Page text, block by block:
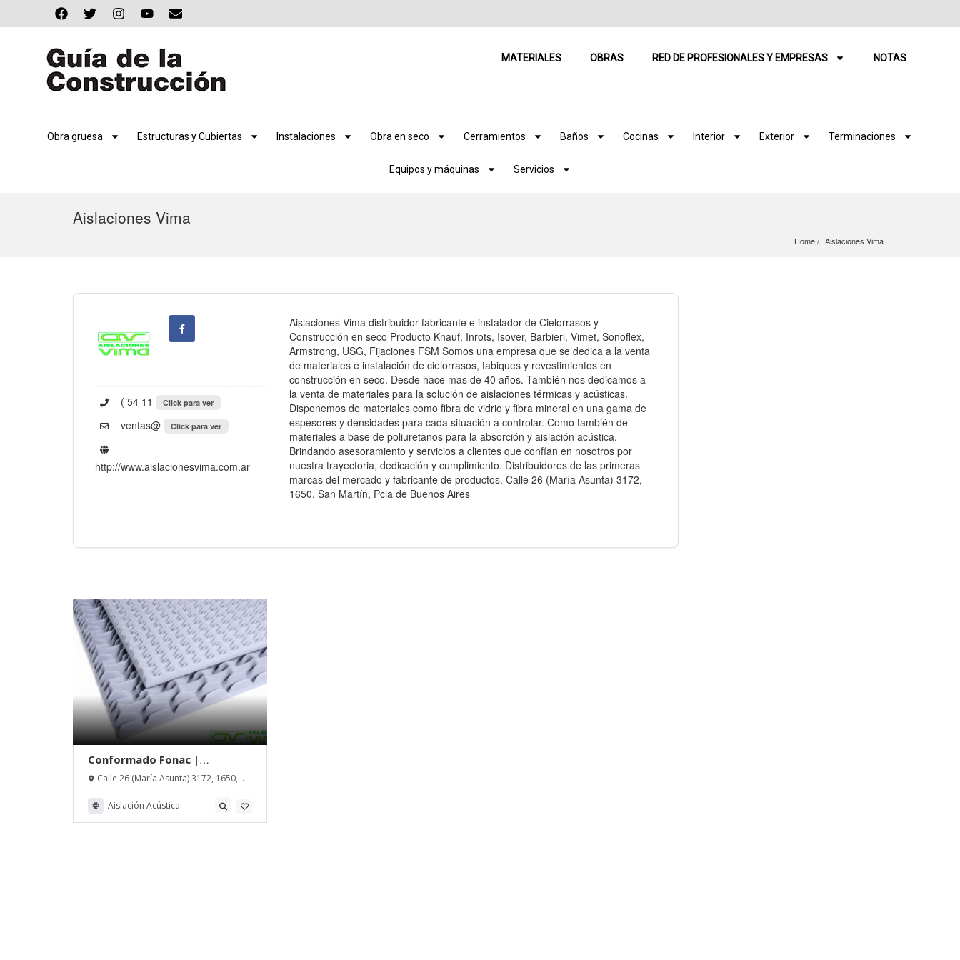
MATERIALES OBRAS RED DE PROFESIONALES Y EMPRESAS NOTAS
Obra gruesa Estructuras y Cubiertas Instalaciones Obra en seco Cerramientos Baños Cocinas Interior Exterior Terminaciones
Equipos y máquinas Servicios
Aislaciones Vima
Home Aislaciones Vima
( 54 11 Click para ver
ventas@ Click para ver
http://www.aislacionesvima.com.ar
Aislaciones Vima distribuidor fabricante e instalador de Cielorrasos y
Construcción en seco Producto Knauf, Inrots, Isover, Barbieri, Vimet, Sonoflex,
Armstrong, USG, Fijaciones FSM Somos una empresa que se dedica a la venta
de materiales e instalación de cielorrasos, tabiques y revestimientos en
construcción en seco. Desde hace mas de 40 años. También nos dedicamos a
la venta de materiales para la solución de aislaciones térmicas y acústicas.
Disponemos de materiales como fibra de vidrio y fibra mineral en una gama de
espesores y densidades para cada situación a controlar. Como también de
materiales a base de poliuretanos para la absorción y aislación acústica.
Brindando asesoramiento y servicios a clientes que confían en nosotros por
nuestra trayectoria, dedicación y cumplimiento. Distribuidores de las primeras
marcas del mercado y fabricante de productos. Calle 26 (María Asunta) 3172,
1650, San Martín, Pcia de Buenos Aires
Conformado Fonac |
Aislaciones Vima
Calle 26 (María Asunta) 3172, 1650,
Aislación Acústica